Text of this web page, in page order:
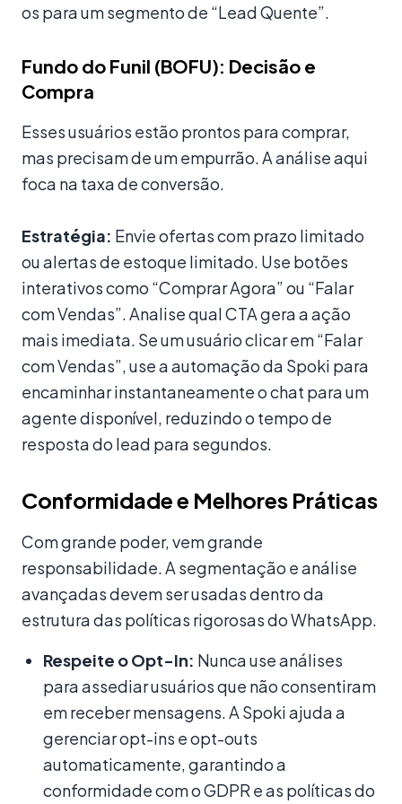
os para um segmento de “Lead Quente”.
Fundo do Funil (BOFU): Decisão e
Compra
Esses usuários estão prontos para comprar,
mas precisam de um empurrão. A análise aqui
foca na taxa de conversão.
Estratégia: Envie ofertas com prazo limitado
ou alertas de estoque limitado. Use botões
interativos como “Comprar Agora” ou “Falar
com Vendas”. Analise qual CTA gera a ação
mais imediata. Se um usuário clicar em “Falar
com Vendas”, use a automação da Spoki para
encaminhar instantaneamente o chat para um
agente disponível, reduzindo o tempo de
resposta do lead para segundos.
Conformidade e Melhores Práticas
Com grande poder, vem grande
responsabilidade. A segmentação e análise
avançadas devem ser usadas dentro da
estrutura das políticas rigorosas do WhatsApp.
Respeite o Opt-In: Nunca use análises
para assediar usuários que não consentiram
em receber mensagens. A Spoki ajuda a
gerenciar opt-ins e opt-outs
automaticamente, garantindo a
conformidade com o GDPR e as políticas do